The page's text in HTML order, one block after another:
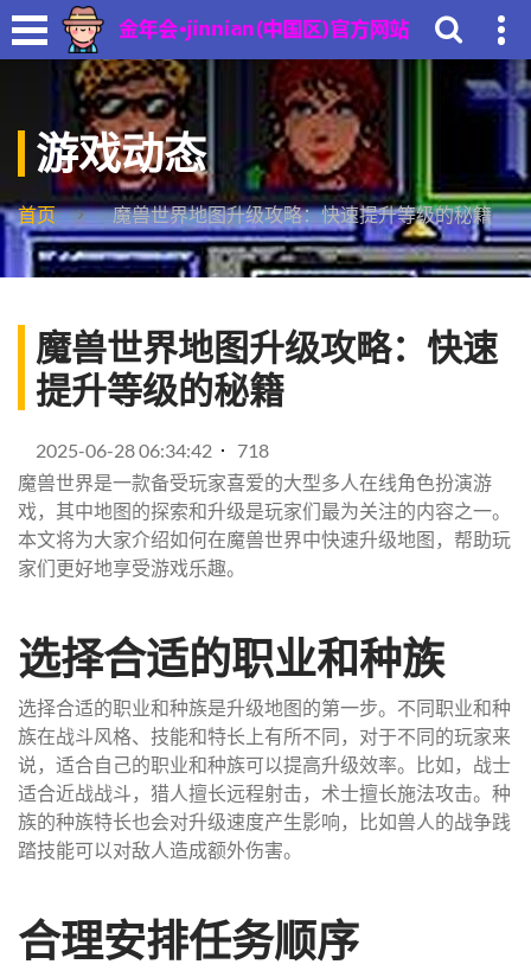
游戏动态
首页 魔兽世界地图升级攻略：快速提升等级的秘籍
魔兽世界地图升级攻略：快速
提升等级的秘籍
2025-06-28 06:34:42
718
魔兽世界是一款备受玩家喜爱的大型多人在线角色扮演游
戏，其中地图的探索和升级是玩家们最为关注的内容之一。
本文将为大家介绍如何在魔兽世界中快速升级地图，帮助玩
家们更好地享受游戏乐趣。
选择合适的职业和种族
选择合适的职业和种族是升级地图的第一步。不同职业和种
族在战斗风格、技能和特长上有所不同，对于不同的玩家来
说，适合自己的职业和种族可以提高升级效率。比如，战士
适合近战战斗，猎人擅长远程射击，术士擅长施法攻击。种
族的种族特长也会对升级速度产生影响，比如兽人的战争践
踏技能可以对敌人造成额外伤害。
合理安排任务顺序